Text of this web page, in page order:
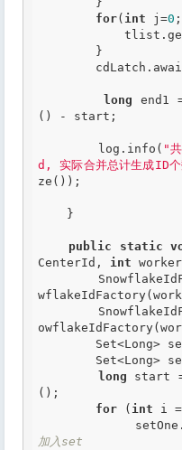
for( int j=0
long end1
() - start;
        log.info(
"
d, 实际合并总计生成ID
ze());
public static
CenterId, int
long start
();
for ( int i =
加入set